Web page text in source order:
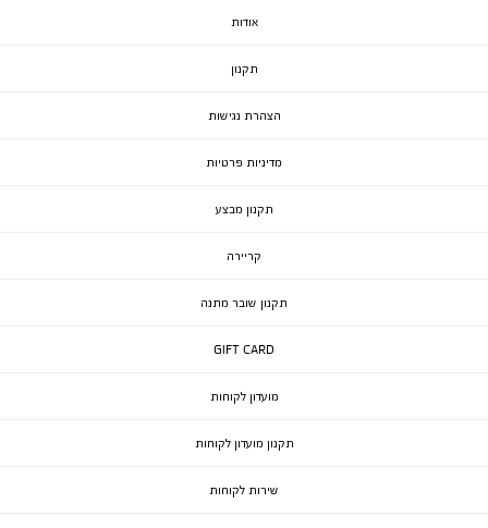
אודות
תקנון
הצהרת נגישות
מדיניות פרטיות
תקנון מבצע
קריירה
תקנון שובר מתנה
GIFT CARD
מועדון לקוחות
תקנון מועדון לקוחות
שירות לקוחות